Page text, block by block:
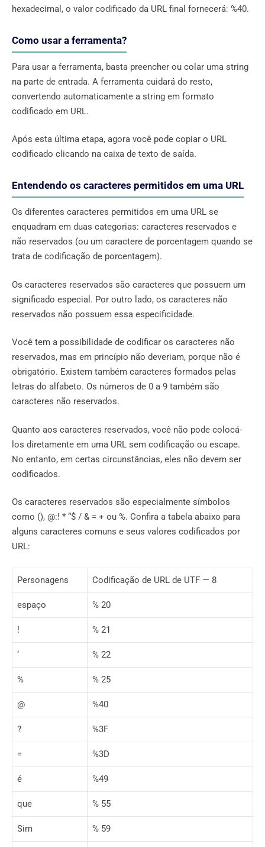
hexadecimal, o valor codificado da URL final fornecerá: %40.
Como usar a ferramenta?
Para usar a ferramenta, basta preencher ou colar uma string
na parte de entrada. A ferramenta cuidará do resto,
convertendo automaticamente a string em formato
codificado em URL.
Após esta última etapa, agora você pode copiar o URL
codificado clicando na caixa de texto de saída.
Entendendo os caracteres permitidos em uma URL
Os diferentes caracteres permitidos em uma URL se
enquadram em duas categorias: caracteres reservados e
não reservados (ou um caractere de porcentagem quando se
trata de codificação de porcentagem).
Os caracteres reservados são caracteres que possuem um
significado especial. Por outro lado, os caracteres não
reservados não possuem essa especificidade.
Você tem a possibilidade de codificar os caracteres não
reservados, mas em princípio não deveriam, porque não é
obrigatório. Existem também caracteres formados pelas
letras do alfabeto. Os números de 0 a 9 também são
caracteres não reservados.
Quanto aos caracteres reservados, você não pode colocá-
los diretamente em uma URL sem codificação ou escape.
No entanto, em certas circunstâncias, eles não devem ser
codificados.
Os caracteres reservados são especialmente símbolos
como (), @:! * “$ / & = + ou %. Confira a tabela abaixo para
alguns caracteres comuns e seus valores codificados por
URL:
Personagens Codificação de URL de UTF — 8
espaço % 20
! % 21
‘ % 22
% % 25
@ %40
? %3F
= %3D
é %49
que % 55
Sim % 59